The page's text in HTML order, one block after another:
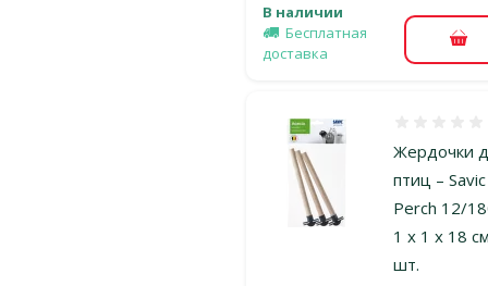
В наличии
Бесплатная
доставка
В
Жердочки
птиц – Savic
Perch 12/
1 x 1 x 18
шт.